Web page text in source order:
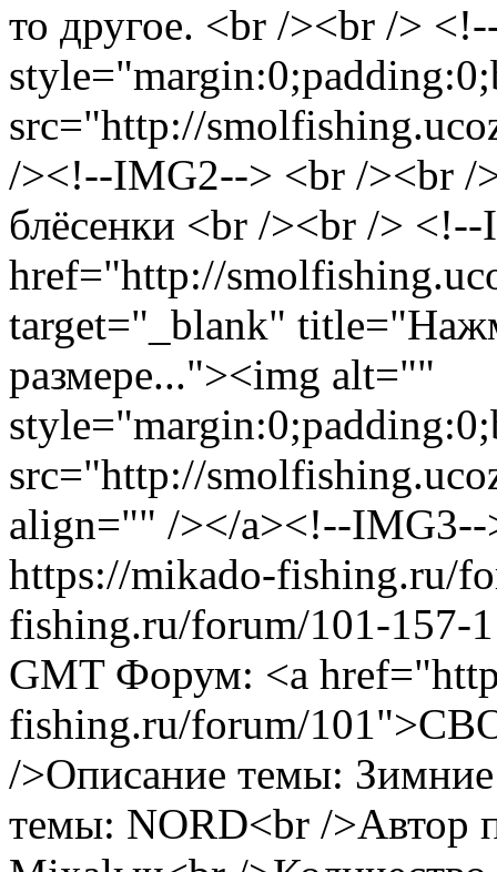
то другое. <br /><br />
src="http://
/><!--IMG2--> <br /><br /
блёсенки <br /><br />
href="http://
target="_blank"
размере..."><img alt=""
src="http://
align="" /></a><!--IMG3--
https://mikado-fishing.ru/
fishing.ru/forum/101-157-
GMT Форум: <a
fishing.ru/forum/
/>Описание темы:
темы: NORD<br />Автор